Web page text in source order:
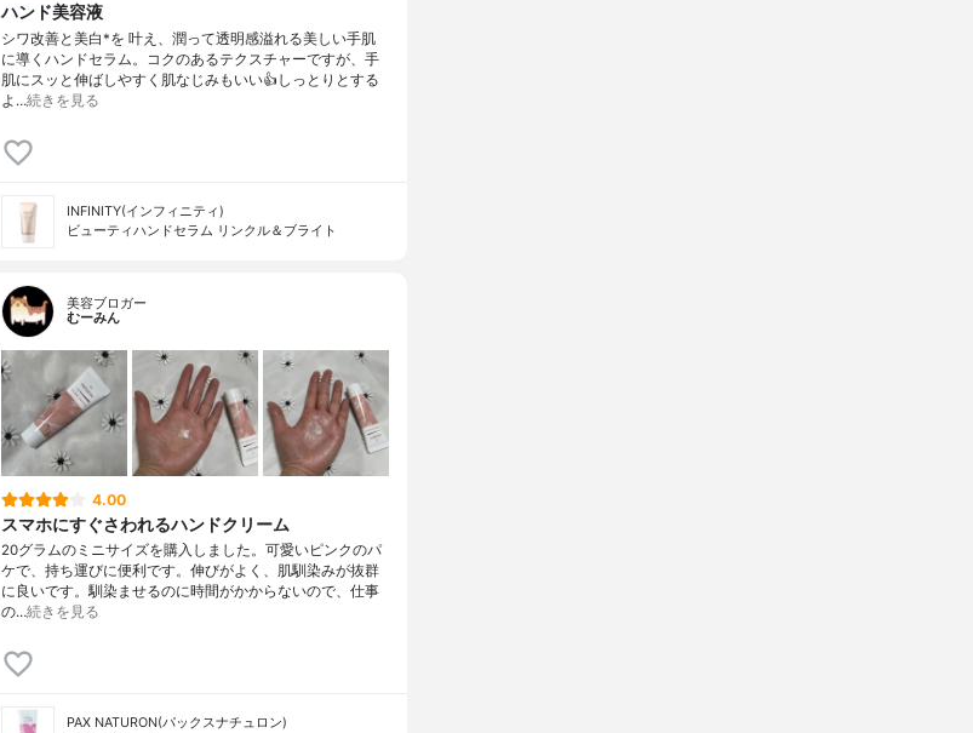
ハンド美容液
シワ改善と美白*を 叶え、潤って透明感溢れる美しい手肌
に導くハンドセラム。コクのあるテクスチャーですが、手
肌にスッと伸ばしやすく肌なじみもいい👍しっとりとする
よ…続きを見る
INFINITY(インフィニティ)
ビューティハンドセラム リンクル＆ブライト
美容ブロガー
むーみん
4.00
スマホにすぐさわれるハンドクリーム
20グラムのミニサイズを購入しました。可愛いピンクのパ
ケで、持ち運びに便利です。伸びがよく、肌馴染みが抜群
に良いです。馴染ませるのに時間がかからないので、仕事
の…続きを見る
PAX NATURON(パックスナチュロン)